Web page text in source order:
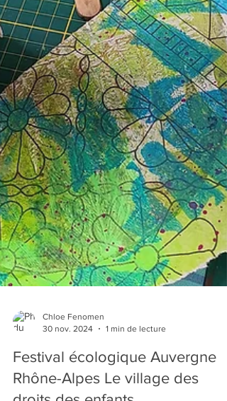
Chloe Fenomen
30 nov. 2024
1 min de lecture